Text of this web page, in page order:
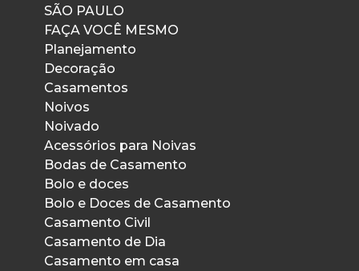
SÃO PAULO
FAÇA VOCÊ MESMO
Planejamento
Decoração
Casamentos
Noivos
Noivado
Acessórios para Noivas
Bodas de Casamento
Bolo e doces
Bolo e Doces de Casamento
Casamento Civil
Casamento de Dia
Casamento em casa